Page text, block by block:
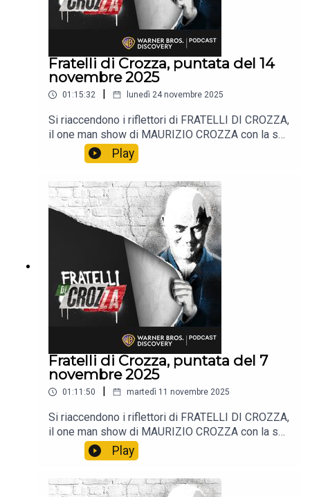
Fratelli di Crozza, puntata del 14
novembre 2025
01:15:32 lunedì 24 novembre 2025
Si riaccendono i riflettori di FRATELLI DI CROZZA,
il one man show di MAURIZIO CROZZA con la sua
immancabile satira.📺 Non perdere i nuovi episodi
tutti i venerdì alle 21:40 solo sul Nove e in
streaming su Discovery +.
Play
Fratelli di Crozza, puntata del 7
novembre 2025
01:11:50 martedì 11 novembre 2025
Si riaccendono i riflettori di FRATELLI DI CROZZA,
il one man show di MAURIZIO CROZZA con la sua
immancabile satira.📺 Non perdere i nuovi episodi
tutti i venerdì alle 21:40 solo sul Nove e in
streaming su Discovery +.
Play